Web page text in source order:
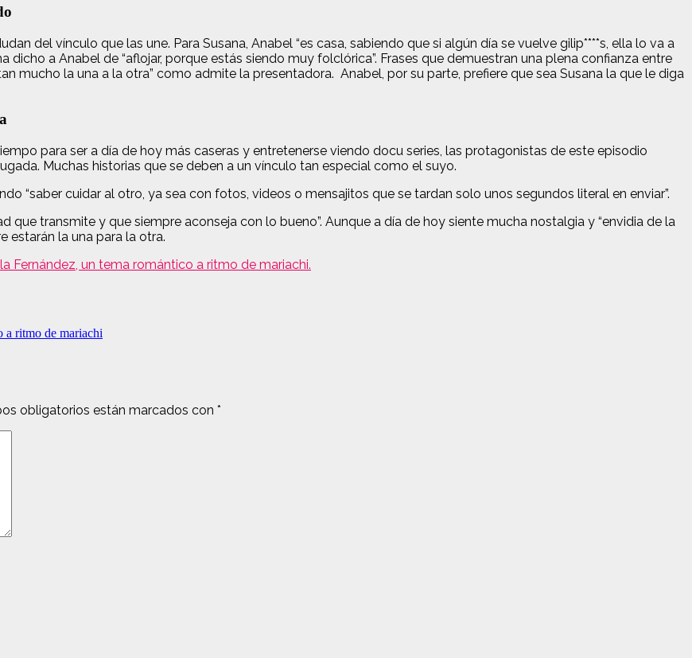
del vínculo que las une. Para Susana, Anabel “es casa, sabiendo que si algún día se vuelve gilip****s, ella lo va a
dicho a Anabel de “aflojar, porque estás siendo muy folclórica”. Frases que demuestran una plena confianza entre
mucho la una a la otra” como admite la presentadora. Anabel, por su parte, prefiere que sea Susana la que le diga
para ser a día de hoy más caseras y entretenerse viendo docu series, las protagonistas de este episodio
Muchas historias que se deben a un vínculo tan especial como el suyo.
“saber cuidar al otro, ya sea con fotos, videos o mensajitos que se tardan solo unos segundos literal en enviar”.
transmite y que siempre aconseja con lo bueno”. Aunque a día de hoy siente mucha nostalgia y “envidia de la
estarán la una para la otra.
Fernández, un tema romántico a ritmo de mariachi.
a ritmo de mariachi
obligatorios están marcados con *